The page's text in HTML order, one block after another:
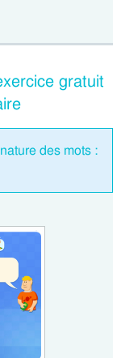
gratuit
des mots :